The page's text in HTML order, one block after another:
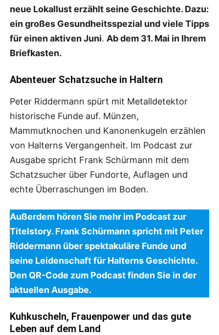
neue Lokallust erzählt seine Geschichte. Dazu:
ein großes Gesundheitsspezial und viele Tipps
für einen aktiven Juni. Ab dem 31. Mai in Ihrem
Briefkasten.
Abenteuer Schatzsuche in Haltern
Peter Riddermann spürt mit Metalldetektor
historische Funde auf. Münzen,
Mammutknochen und Kanonenkugeln erzählen
von Halterns Vergangenheit. Im Podcast zur
Ausgabe spricht Frank Schürmann mit dem
Schatzsucher über Fundorte, Auflagen und
echte Überraschungen im Boden.
Außerdem hören Sie mehr im Podcast zur
Titelstory. Frank Schürmann spricht mit Peter
Riddermann über spektakuläre Funde und
seine Leidenschaft für Halterns Geschichte.
Den QR-Code zum Podcast finden Sie in der
aktuellen Ausgabe.
Kuhkuscheln, Frauenpower und das gute
Leben auf dem Land